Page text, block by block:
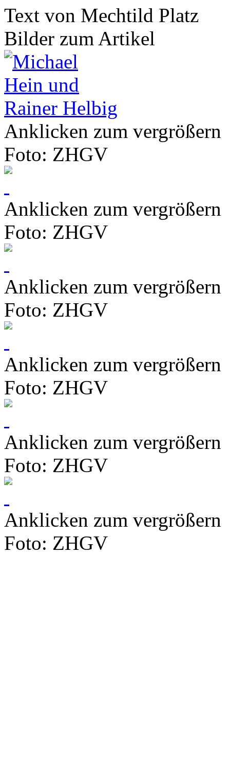
Text von Mechtild Platz
Bilder zum Artikel
Anklicken zum vergrößern
Foto: ZHGV
Anklicken zum vergrößern
Foto: ZHGV
Anklicken zum vergrößern
Foto: ZHGV
Anklicken zum vergrößern
Foto: ZHGV
Anklicken zum vergrößern
Foto: ZHGV
Anklicken zum vergrößern
Foto: ZHGV